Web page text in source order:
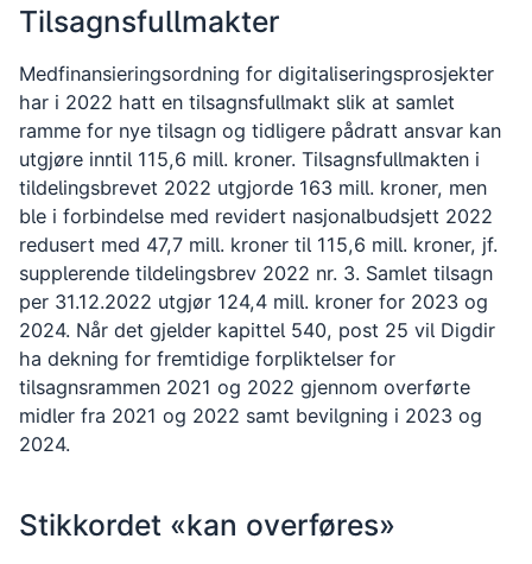
Tilsagnsfullmakter
Medfinansieringsordning for digitaliseringsprosjekter
har i 2022 hatt en tilsagnsfullmakt slik at samlet
ramme for nye tilsagn og tidligere pådratt ansvar kan
utgjøre inntil 115,6 mill. kroner. Tilsagnsfullmakten i
tildelingsbrevet 2022 utgjorde 163 mill. kroner, men
ble i forbindelse med revidert nasjonalbudsjett 2022
redusert med 47,7 mill. kroner til 115,6 mill. kroner, jf.
supplerende tildelingsbrev 2022 nr. 3. Samlet tilsagn
per 31.12.2022 utgjør 124,4 mill. kroner for 2023 og
2024. Når det gjelder kapittel 540, post 25 vil Digdir
ha dekning for fremtidige forpliktelser for
tilsagnsrammen 2021 og 2022 gjennom overførte
midler fra 2021 og 2022 samt bevilgning i 2023 og
2024.
Stikkordet «kan overføres»